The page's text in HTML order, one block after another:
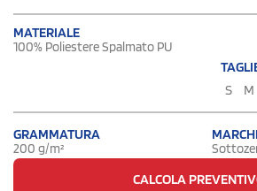
MATERIALE
100% Poliestere Spalmato PU
S
M
GRAMMATURA
200 g/m²
CALCOLA